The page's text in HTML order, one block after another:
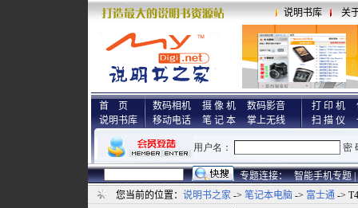
说明书库 关
首 页
说明书库
数码相机 摄 像 机
数码影音
移动电话
笔 记 本 掌上无线
打 印 机
扫 描 仪
专题连接： 智能手机专题 |
您当前的位置： 说明书之家 -> 笔记本电脑 -> 富士通 ->